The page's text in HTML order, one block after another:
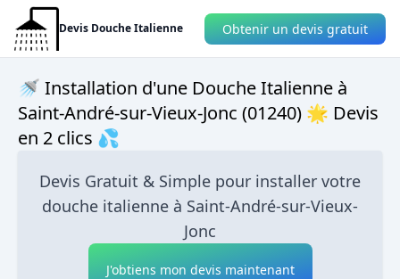
Devis Douche Italienne Obtenir un devis gratuit
🚿 Installation d'une Douche Italienne à
Saint-André-sur-Vieux-Jonc (01240) 🌟 Devis
en 2 clics 💦
Devis Gratuit & Simple pour installer votre
douche italienne à Saint-André-sur-Vieux-
Jonc
J'obtiens mon devis maintenant